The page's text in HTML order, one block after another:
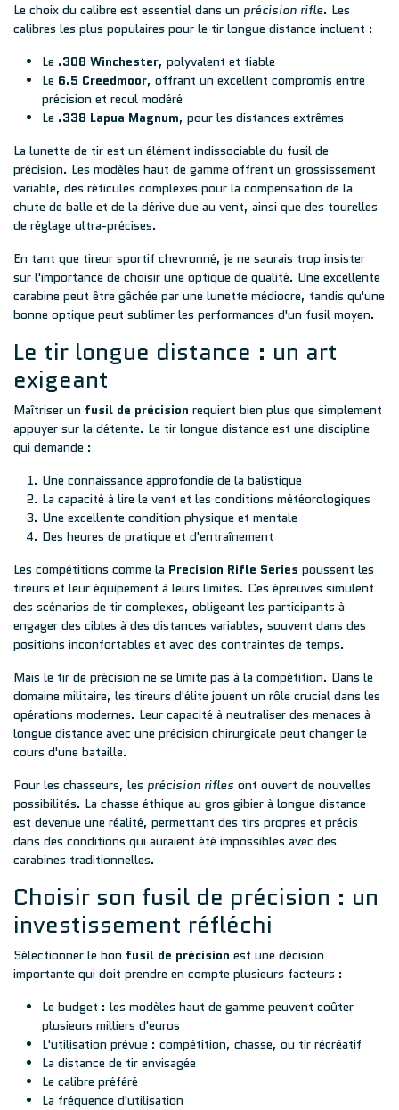
Le choix du calibre est essentiel dans un précision rifle. Les
calibres les plus populaires pour le tir longue distance incluent :
Le .308 Winchester, polyvalent et fiable
Le 6.5 Creedmoor, offrant un excellent compromis entre
précision et recul modéré
Le .338 Lapua Magnum, pour les distances extrêmes
La lunette de tir est un élément indissociable du fusil de
précision. Les modèles haut de gamme offrent un grossissement
variable, des réticules complexes pour la compensation de la
chute de balle et de la dérive due au vent, ainsi que des tourelles
de réglage ultra-précises.
En tant que tireur sportif chevronné, je ne saurais trop insister
sur l'importance de choisir une optique de qualité. Une excellente
carabine peut être gâchée par une lunette médiocre, tandis qu'une
bonne optique peut sublimer les performances d'un fusil moyen.
Le tir longue distance : un art
exigeant
Maîtriser un fusil de précision requiert bien plus que simplement
appuyer sur la détente. Le tir longue distance est une discipline
qui demande :
Une connaissance approfondie de la balistique
La capacité à lire le vent et les conditions météorologiques
Une excellente condition physique et mentale
Des heures de pratique et d'entraînement
Les compétitions comme la Precision Rifle Series poussent les
tireurs et leur équipement à leurs limites. Ces épreuves simulent
des scénarios de tir complexes, obligeant les participants à
engager des cibles à des distances variables, souvent dans des
positions inconfortables et avec des contraintes de temps.
Mais le tir de précision ne se limite pas à la compétition. Dans le
domaine militaire, les tireurs d'élite jouent un rôle crucial dans les
opérations modernes. Leur capacité à neutraliser des menaces à
longue distance avec une précision chirurgicale peut changer le
cours d'une bataille.
Pour les chasseurs, les précision rifles ont ouvert de nouvelles
possibilités. La chasse éthique au gros gibier à longue distance
est devenue une réalité, permettant des tirs propres et précis
dans des conditions qui auraient été impossibles avec des
carabines traditionnelles.
Choisir son fusil de précision : un
investissement réfléchi
Sélectionner le bon fusil de précision est une décision
importante qui doit prendre en compte plusieurs facteurs :
Le budget : les modèles haut de gamme peuvent coûter
plusieurs milliers d'euros
L'utilisation prévue : compétition, chasse, ou tir récréatif
La distance de tir envisagée
Le calibre préféré
La fréquence d'utilisation